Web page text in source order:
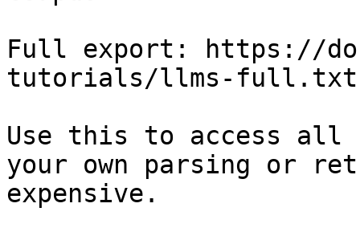
Full export: https://
tutorials/llms-full.txt
Use this to access all
your own parsing or
expensive.